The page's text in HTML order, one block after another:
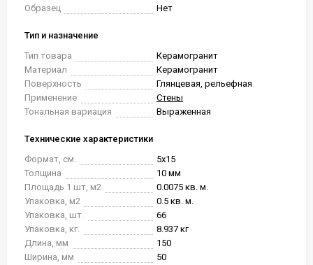
Образец
Нет
Тип и назначение
Тип товара
Керамогранит
Материал
Керамогранит
Поверхность
Глянцевая, рельефная
Применение
Стены
Тональная вариация
Выраженная
Технические характеристики
Формат, см.
5x15
Толщина
10 мм
Площадь 1 шт, м2
0.0075 кв. м.
Упаковка, м2
0.5 кв. м.
Упаковка, шт.
66
Упаковка, кг.
8.937 кг
Длина, мм
150
Ширина, мм
50